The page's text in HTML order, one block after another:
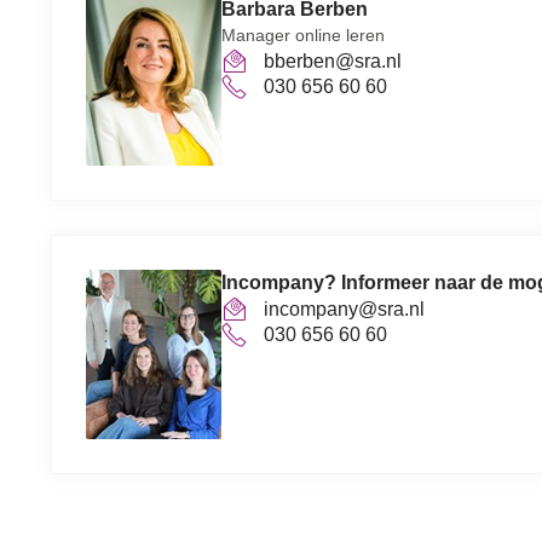
Barbara Berben
Manager online leren
bberben@sra.nl
030 656 60 60
Incompany? Informeer naar de
incompany@sra.nl
030 656 60 60